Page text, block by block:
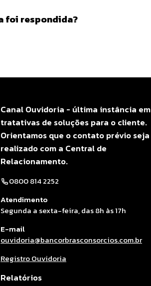
foi respondida?
Canal Ouvidoria - última instância em
tratativas de soluções para o cliente.
Orientamos que o contato prévio seja
realizado com a Central de
Relacionamento.
0800 814 2252
Atendimento
Segunda a sexta-feira, das 8h às 17h
E-mail
ouvidoria@bancorbrasconsorcios.com.br
Registro Ouvidoria
Relatórios